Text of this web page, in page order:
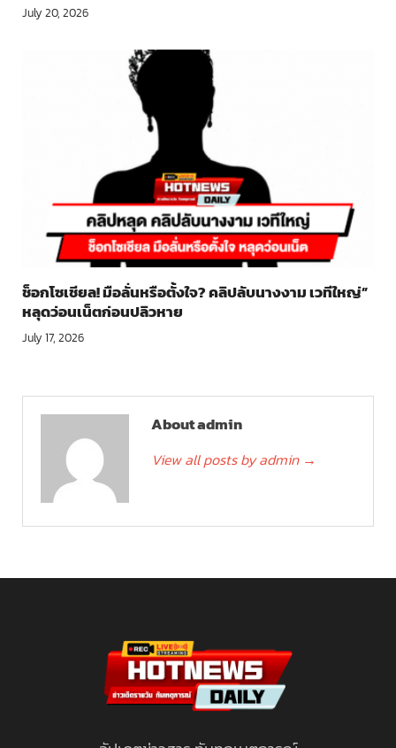
July 20, 2026
ช็อกโซเชียล! มือลั่นหรือตั้งใจ? คลิปลับนางงาม เวทีใหญ่”
หลุดว่อนเน็ตก่อนปลิวหาย
July 17, 2026
About admin
View all posts by admin →